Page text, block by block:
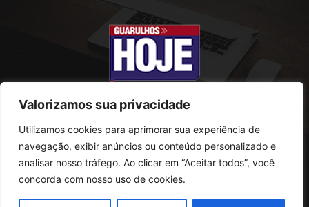
Valorizamos sua privacidade
Utilizamos cookies para aprimorar sua experiência de
navegação, exibir anúncios ou conteúdo personalizado e
analisar nosso tráfego. Ao clicar em “Aceitar todos”, você
concorda com nosso uso de cookies.
SOBRE NÓS
Rua Conselheiro Antonio Prado, 121